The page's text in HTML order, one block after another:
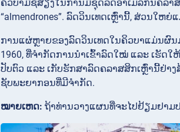
ຄິວບາມີຊື່ສຽງໃນການມີຊຸດລົດອາເມລິກັນຄລາສ
“almendrones”. ລົດວິນເທດເຫຼົ່ານີ້, ສ່ວນໃຫ
ການແຜ່ຫຼາຍຂອງລົດວິນເທດໃນຄິວບາແມ່ນຜົນ
1960, ທີ່ຈຳກັດການນຳເຂົ້າລົດໃໝ່ ແລະ ເຮັດ
ປັບຕົວ ແລະ ເກັບຮັກສາລົດຄລາສສິກເຫຼົ່ານີ້ຢ່າ
ຊັບພະຍາກອນທີ່ມີຈຳກັດ.
ໝາຍເຫດ: ຖ້າທ່ານວາງແຜນທີ່ຈະໄປຢ້ຽມຢາມ